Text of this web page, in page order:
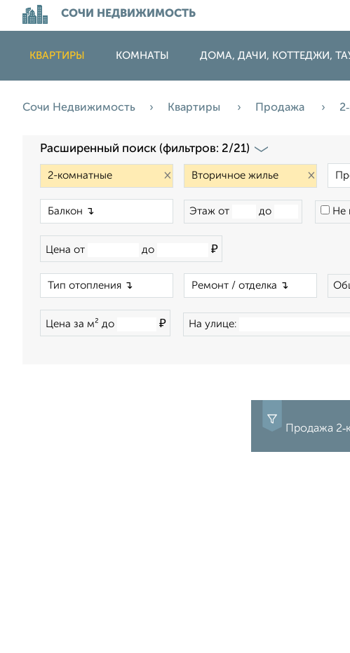
СОЧИ НЕДВИЖИМОСТЬ
КВАРТИРЫ КОМНАТЫ ДОМА, ДАЧИ, КОТТЕДЖИ,
Сочи Недвижимость Квартиры Продажа
Расширенный поиск (фильтров: 2/21)
× ×
Этаж от до Не
Цена от до ₽
Цена за м² до ₽ На улице:
Продажа